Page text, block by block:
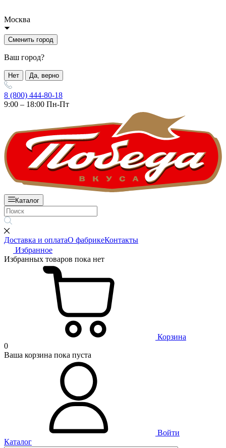
Москва
Сменить город
Ваш город?
Нет Да, верно
8 (800) 444-80-18
9:00 – 18:00 Пн-Пт
Каталог
Доставка и оплатаО фабрикеКонтакты
Избранное
Избранных товаров пока нет
Корзина
0
Ваша корзина пока пуста
Войти
Каталог